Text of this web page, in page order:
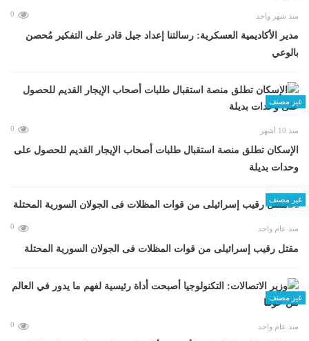
منذ شهر واحد 0
مدير الأكاديمية العسكرية: رسالتنا إعداد جيل قادر على التفكير مُحصن
بالوعي
غير مصنف
منذ 10 أشهر 0
الإسكان تطلق منصة استقبال طلبات أصحاب الإيجار القديم للحصول على
وحدات بديلة
غير مصنف
منذ عام واحد 0
مقتل رقيب إسرائيلى من قوات المظلات فى الجولان السورية المحتلة
غير مصنف
منذ عام واحد 0